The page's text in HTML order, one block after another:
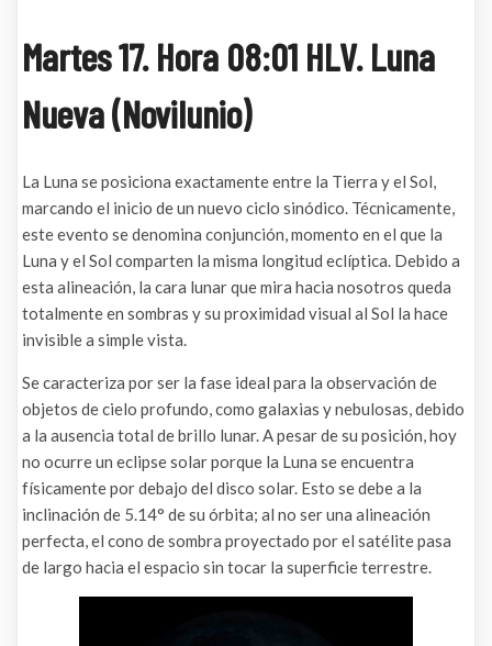
Martes 17. Hora 08:01 HLV. Luna
Nueva (novilunio)
La Luna se posiciona exactamente entre la Tierra y el Sol,
marcando el inicio de un nuevo ciclo sinódico. Técnicamente,
este evento se denomina conjunción, momento en el que la
Luna y el Sol comparten la misma longitud eclíptica. Debido a
esta alineación, la cara lunar que mira hacia nosotros queda
totalmente en sombras y su proximidad visual al Sol la hace
invisible a simple vista.
Se caracteriza por ser la fase ideal para la observación de
objetos de cielo profundo, como galaxias y nebulosas, debido
a la ausencia total de brillo lunar. A pesar de su posición, hoy
no ocurre un eclipse solar porque la Luna se encuentra
físicamente por debajo del disco solar. Esto se debe a la
inclinación de 5.14° de su órbita; al no ser una alineación
perfecta, el cono de sombra proyectado por el satélite pasa
de largo hacia el espacio sin tocar la superficie terrestre.